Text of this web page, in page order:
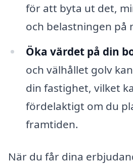
för att byta ut det,
och belastningen på
Öka värdet på din
och välhållet golv
din fastighet, vilket
fördelaktigt om du
framtiden.
När du får dina